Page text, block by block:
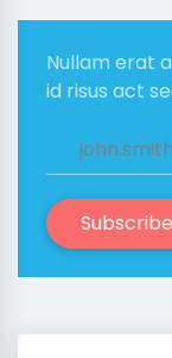
Nullam erat
id risus act
Subscribe